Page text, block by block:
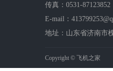
传真：0531-87123852
E-mail：
地址：山东省济南市
Copyright © 飞机之家